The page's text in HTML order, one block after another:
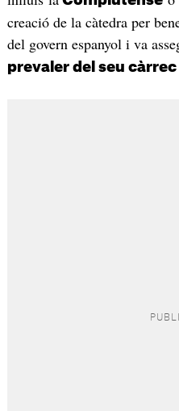
creació de la càtedra per
del govern espanyol i va
prevaler del seu càrrec